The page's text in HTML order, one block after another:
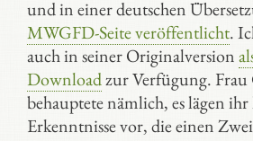
und in einer deutschen
MWGFD-Seite veröffentlicht.
auch in seiner Originalversion
Downloadzur Verfügung. Frau
behauptete nämlich, es lägen ihr
Erkenntnisse vor, die einen